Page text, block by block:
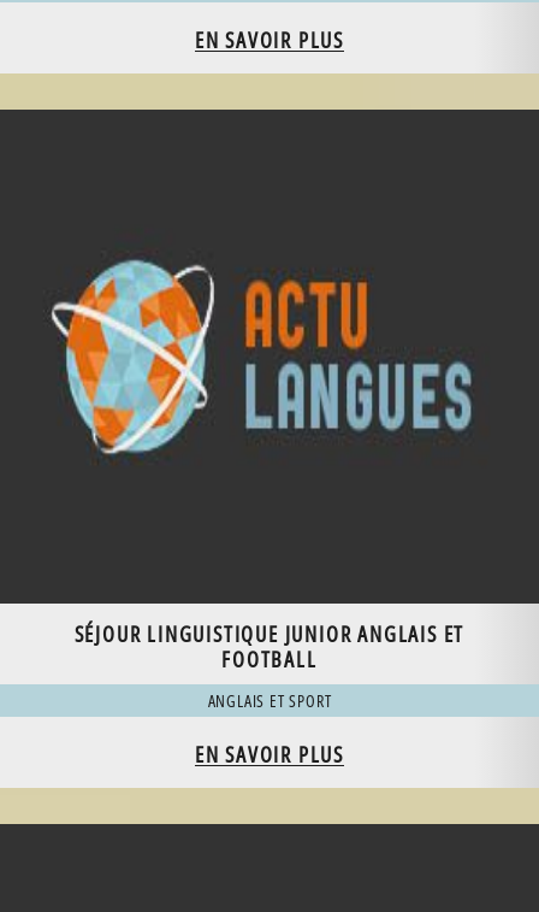
EN SAVOIR PLUS
SÉJOUR LINGUISTIQUE JUNIOR ANGLAIS ET
FOOTBALL
ANGLAIS ET SPORT
EN SAVOIR PLUS